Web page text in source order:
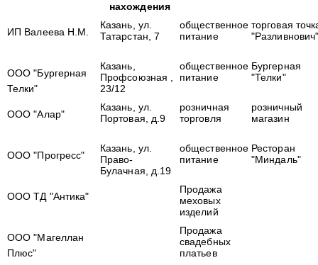
нахождения
ИП Валеева Н.М.
Казань, ул.
Татарстан, 7
общественное
питание
торговая
ООО "Бургерная
Телки"
Казань,
Профсоюзная ,
23/12
общественное
питание
Бургерная
"Телки"
ООО "Алар"
Казань, ул.
Портовая, д.9
розничная
торговля
розничный
магазин
ООО "Прогресс"
Казань, ул.
Право-
Булачная, д.19
общественное
питание
Ресторан
"Миндаль"
ООО ТД "Антика"
Продажа
меховых
изделий
ООО "Магеллан
Плюс"
Продажа
свадебных
платьев